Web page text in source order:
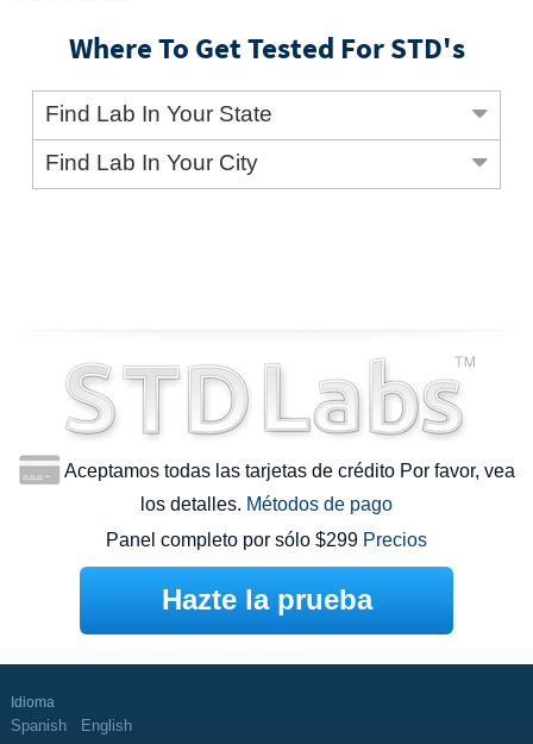
Where To Get Tested For STD's
Find Lab In Your State
Find Lab In Your City
Aceptamos todas las tarjetas de crédito Por favor, vea
los detalles. Métodos de pago
Panel completo por sólo $299 Precios
Hazte la prueba
Idioma
Spanish English